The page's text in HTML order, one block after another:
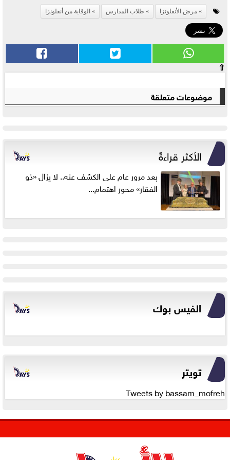
مرض الأنفلونزا طلاب المدارس الوقاية من أنفلونزا
⇧
موضوعات متعلقة
الأكثر قراءةً
بعد مرور عام على الكشف عنه.. لا يزال «ذو
الفقار» محور اهتمام...
الفيس بوك
تويتر
Tweets by bassam_mofreh